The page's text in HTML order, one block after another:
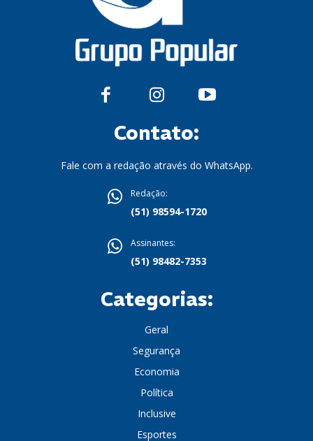
Contato:
Fale com a redação através do WhatsApp.
Redação:
(51) 98594-1720
Assinantes:
(51) 98482-7353
Categorias:
Geral
Segurança
Economia
Política
Inclusive
Esportes